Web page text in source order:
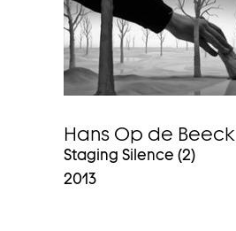
Hans Op de Beeck
weiter
zum
video
Staging Silence (2)
2013